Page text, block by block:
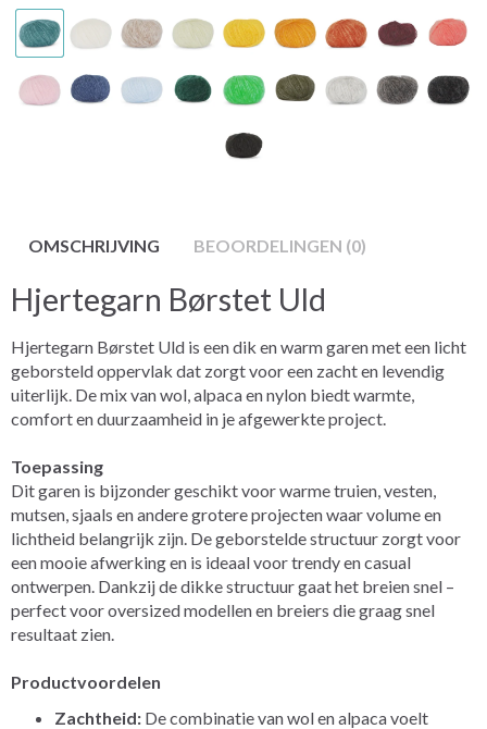
OMSCHRIJVING BEOORDELINGEN (0)
Hjertegarn Børstet Uld
Hjertegarn Børstet Uld is een dik en warm garen met een licht
geborsteld oppervlak dat zorgt voor een zacht en levendig
uiterlijk. De mix van wol, alpaca en nylon biedt warmte,
comfort en duurzaamheid in je afgewerkte project.
Toepassing
Dit garen is bijzonder geschikt voor warme truien, vesten,
mutsen, sjaals en andere grotere projecten waar volume en
lichtheid belangrijk zijn. De geborstelde structuur zorgt voor
een mooie afwerking en is ideaal voor trendy en casual
ontwerpen. Dankzij de dikke structuur gaat het breien snel –
perfect voor oversized modellen en breiers die graag snel
resultaat zien.
Productvoordelen
Zachtheid: De combinatie van wol en alpaca voelt